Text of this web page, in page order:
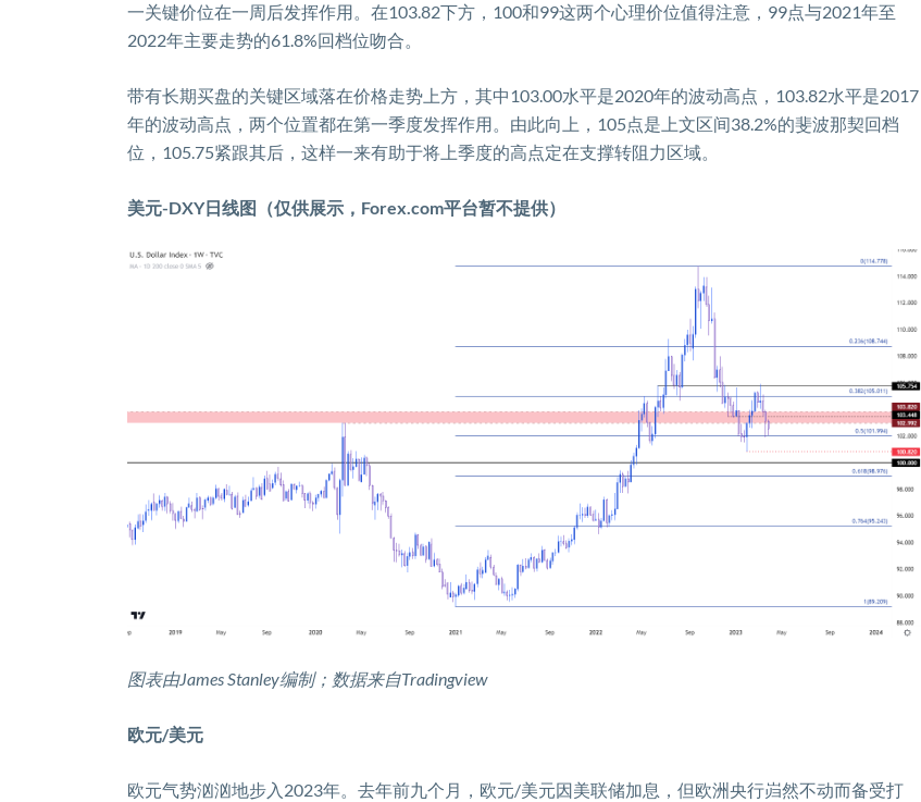
一关键价位在一周后发挥作用。在103.82下方， 100和99这两个心理价位值得注意， 99点与2021年至
2022年主要走势的61.8%回档位吻合。
带有长期买盘的关键区域落在价格走势上方，其中 103.00水平是2020年的波动高点， 103.82水平是2017
年的波动高点，两个位置都在第一季度发挥作用。由此向上， 105点是上文区间38.2%的斐波那契回档
位， 105.75紧跟其后，这样一来有助于将上季度的高点定在支撑转阻力区域。
美元-DXY日线图（仅供展示， Forex.com平台暂不提供）
图表由James Stanley编制；数据来自Tradingview
欧元/美元
欧元气势汹汹地步入 2023年。去年前九个月，欧元/美元因美联储加息，但欧洲央行岿然不动而备受打